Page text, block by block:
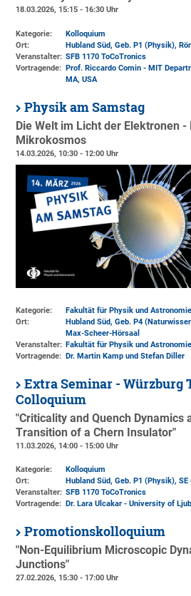
18.03.2026, 15:15 - 16:30 Uhr
Kategorie:
Kolloquium
Ort:
Hubland Süd, Geb. P1 (Physik),
Veranstalter: SFB 1170 ToCoTronics
Vortragende: Prof. Riccardo Comin - MIT
MA, USA
Physik am Samstag
Die Welt im Licht der Elektronen -
Mikrokosmos
14.03.2026, 10:30 - 12:00 Uhr
Kategorie:
Fakultät für Physik und
Ort:
Hubland Süd, Geb. P4
Max-Scheer-Hörsaal
Veranstalter: Fakultät für Physik und Astronomie
Vortragende: Dr. Martin Kamp und Stefan Diller
Extra Seminar - Würzburg
Colloquium
"Criticality and Quench Dynamics
Transition of a Chern Insulator"
11.03.2026, 14:00 - 15:00 Uhr
Kategorie:
Kolloquium
Ort:
Hubland Süd, Geb. P1 (Physik), SE
Veranstalter: SFB 1170 ToCoTronics
Vortragende:
Dr. Lara Ulcakar - University of
Promotionskolloquium
"Non-Equilibrium Microscopic
Junctions"
27.02.2026, 15:30 - 17:00 Uhr